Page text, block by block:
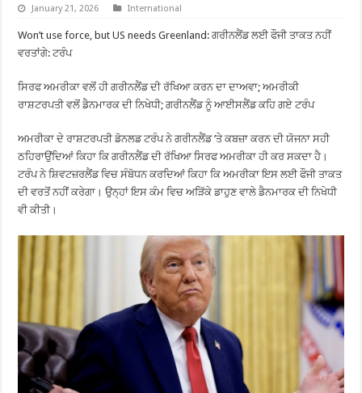
January 21, 2026 International
Won’t use force, but US needs Greenland: ਗਰੀਨਲੈਂਡ ਲਈ ਫੌਜੀ ਤਾਕਤ ਨਹੀਂ
ਵਰਤਾਂਗੇ: ਟਰੰਪ
ਸਿਰਫ ਅਮਰੀਕਾ ਵਲੋਂ ਹੀ ਗਰੀਨਲੈਂਡ ਦੀ ਰੱਖਿਆ ਕਰਨ ਦਾ ਦਾਅਵਾ; ਅਮਰੀਕੀ
ਰਾਸ਼ਟਰਪਤੀ ਵਲੋਂ ਡੈਨਮਾਰਕ ਦੀ ਨਿਖੇਧੀ; ਗਰੀਨਲੈਂਡ ਨੂੰ ਆਈਸਲੈਂਡ ਕਹਿ ਗਏ ਟਰੰਪ
ਅਮਰੀਕਾ ਦੇ ਰਾਸ਼ਟਰਪਤੀ ਡੋਨਲਡ ਟਰੰਪ ਨੇ ਗਰੀਨਲੈਂਡ ’ਤੇ ਕਬਜ਼ਾ ਕਰਨ ਦੀ ਯੋਜਨਾ ਸਹੀ
ਠਹਿਰਾਉਂਦਿਆਂ ਕਿਹਾ ਕਿ ਗਰੀਨਲੈਂਡ ਦੀ ਰੱਖਿਆ ਸਿਰਫ ਅਮਰੀਕਾ ਹੀ ਕਰ ਸਕਦਾ ਹੈ।
ਟਰੰਪ ਨੇ ਸ਼ਿਵਟਜ਼ਰਲੈਂਡ ਵਿਚ ਸੰਬੋਧਨ ਕਰਦਿਆਂ ਕਿਹਾ ਕਿ ਅਮਰੀਕਾ ਇਸ ਲਈ ਫੌਜੀ ਤਾਕਤ
ਦੀ ਵਰਤੋਂ ਨਹੀਂ ਕਰੇਗਾ। ਉਨ੍ਹਾਂ ਇਸ ਕੰਮ ਵਿਚ ਅੜਿੱਕੇ ਡਾਹੁਣ ਵਾਲੇ ਡੈਨਮਾਰਕ ਦੀ ਨਿਖੇਧੀ
ਵੀ ਕੀਤੀ।